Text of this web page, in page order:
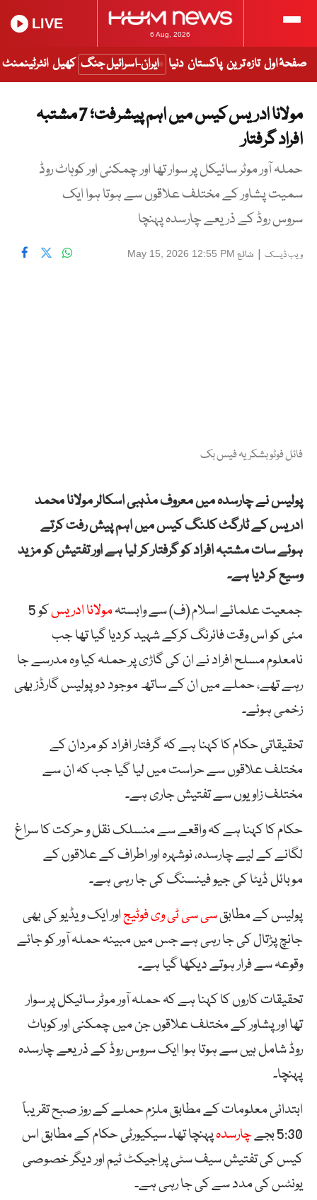
6 Aug, 2026
LIVE
صفحۂ اول تازہ ترین پاکستان دنیا ایران-اسرائیل جنگ کھیل انٹرٹینمنٹ
مولانا ادریس کیس میں اہم پیشرفت؛ 7 مشتبہ
افراد گرفتار
حملہ آور موٹر سائیکل پر سوار تھا اور چمکنی اور کوہاٹ روڈ
سمیت پشاور کے مختلف علاقوں سے ہوتا ہوا ایک
سروس روڈ کے ذریعے چارسدہ پہنچا
ویب ڈیسک | شائع May 15, 2026 12:55 PM
فائل فوٹو بشکریہ فیس بک
پولیس نے چارسدہ میں معروف مذہبی اسکالر مولانا محمد
ادریس کے ٹارگٹ کلنگ کیس میں اہم پیش رفت کرتے
ہوئے سات مشتبہ افراد کو گرفتار کر لیا ہے اور تفتیش کو مزید
وسیع کر دیا ہے۔
جمعیت علمائے اسلام (ف) سے وابستہمولانا ادریس
کو 5
مئی کو اس وقت فائرنگ کرکے شہید کردیا گیا تھا جب
نامعلوم مسلح افراد نے ان کی گاڑی پر حملہ کیا وہ مدرسے جا
رہے تھے، حملے میں ان کے ساتھ موجود دو پولیس گارڈز بھی
زخمی ہوئے۔
تحقیقاتی حکام کا کہنا ہے کہ گرفتار افراد کو مردان کے
مختلف علاقوں سے حراست میں لیا گیا جب کہ ان سے
مختلف زاویوں سے تفتیش جاری ہے۔
حکام کا کہنا ہے کہ واقعے سے منسلک نقل و حرکت کا سراغ
لگانے کے لیے چارسدہ، نوشہرہ اور اطراف کے علاقوں کے
موبائل ڈیٹا کی جیو فینسنگ کی جا رہی ہے۔
پولیس کے مطابقسی سی ٹی وی فوٹیجاور ایک ویڈیو کی بھی
جانچ پڑتال کی جا رہی ہے جس میں مبینہ حملہ آور کو جائے
وقوعہ سے فرار ہوتے دیکھا گیا ہے۔
تحقیقات کاروں کا کہنا ہے کہ حملہ آور موٹر سائیکل پر سوار
تھا اور پشاور کے مختلف علاقوں جن میں چمکنی اور کوہاٹ
روڈ شامل ہیں سے ہوتا ہوا ایک سروس روڈ کے ذریعے چارسدہ
پہنچا۔
ابتدائی معلومات کے مطابق ملزم حملے کے روز صبح تقریباً
5:30 بجے
چارسدہپہنچا تھا۔ سیکیورٹی حکام کے مطابق اس
کیس کی تفتیش سیف سٹی پراجیکٹ ٹیم اور دیگر خصوصی
یونٹس کی مدد سے کی جا رہی ہے۔